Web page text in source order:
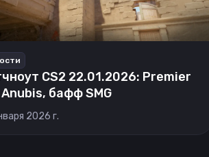
CS2 22.01.2026: Premier
бафф SMG
2026 г.